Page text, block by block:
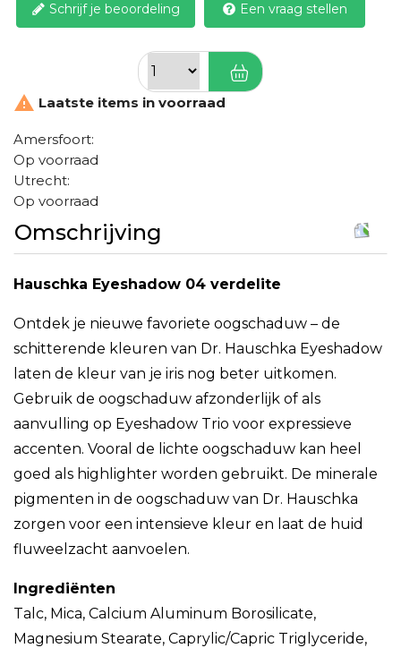
Schrijf je beoordeling Een vraag stellen
 Laatste items in voorraad
Amersfoort:
Op voorraad
Utrecht:
Op voorraad
Omschrijving
Hauschka Eyeshadow 04 verdelite
Ontdek je nieuwe favoriete oogschaduw – de
schitterende kleuren van Dr. Hauschka Eyeshadow
laten de kleur van je iris nog beter uitkomen.
Gebruik de oogschaduw afzonderlijk of als
aanvulling op Eyeshadow Trio voor expressieve
accenten. Vooral de lichte oogschaduw kan heel
goed als highlighter worden gebruikt. De minerale
pigmenten in de oogschaduw van Dr. Hauschka
zorgen voor een intensieve kleur en laat de huid
fluweelzacht aanvoelen.
Ingrediënten
Talc, Mica, Calcium Aluminum Borosilicate,
Magnesium Stearate, Caprylic/Capric Triglyceride,